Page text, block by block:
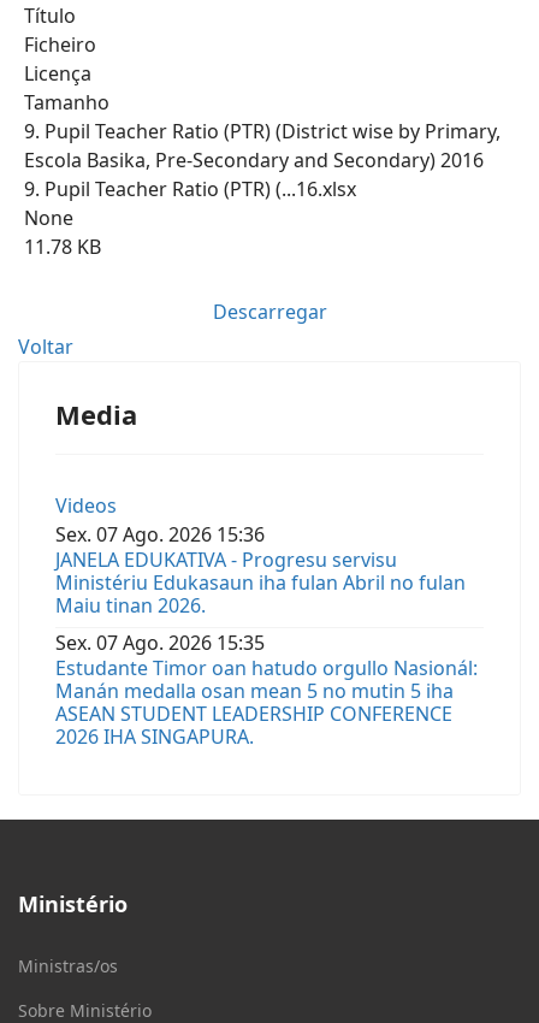
Título
Ficheiro
Licença
Tamanho
9. Pupil Teacher Ratio (PTR) (District wise by Primary,
Escola Basika, Pre-Secondary and Secondary) 2016
9. Pupil Teacher Ratio (PTR) (...16.xlsx
None
11.78 KB
Descarregar
Voltar
Media
Videos
Sex. 07Ago. 2026 15:36
JANELA EDUKATIVA - Progresu servisu
Ministériu Edukasaun iha fulan Abril no fulan
Maiu tinan 2026.
Sex. 07Ago. 2026 15:35
Estudante Timor oan hatudo orgullo Nasionál:
Manán medalla osan mean 5 no mutin 5 iha
ASEAN STUDENT LEADERSHIP CONFERENCE
2026 IHA SINGAPURA.
Ministério
Ministras/os
Sobre Ministério